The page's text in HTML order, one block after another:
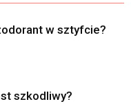
w sztyfcie?
szkodliwy?